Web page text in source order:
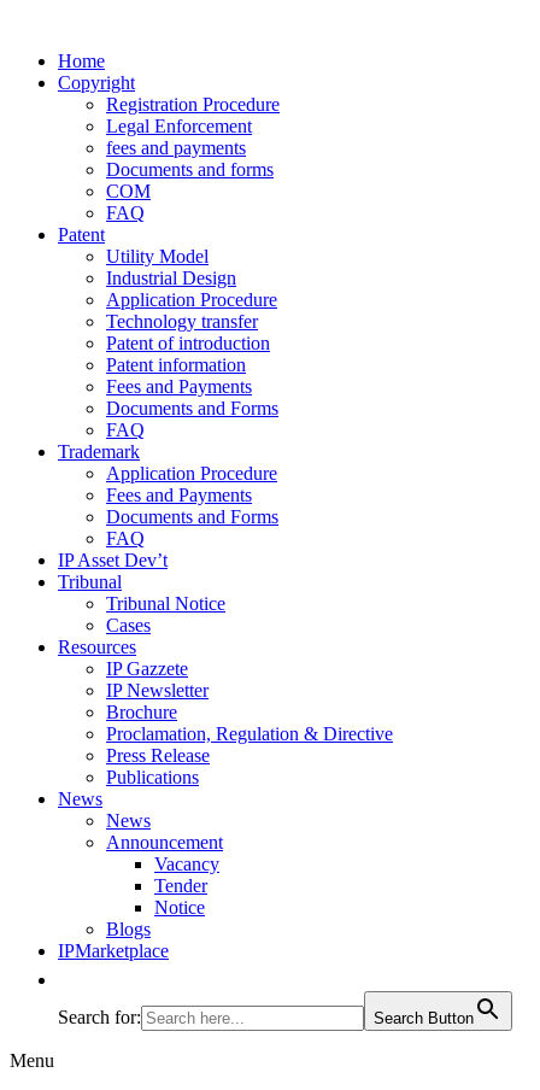
Home
Copyright
Registration Procedure
Legal Enforcement
fees and payments
Documents and forms
COM
FAQ
Patent
Utility Model
Industrial Design
Application Procedure
Technology transfer
Patent of introduction
Patent information
Fees and Payments
Documents and Forms
FAQ
Trademark
Application Procedure
Fees and Payments
Documents and Forms
FAQ
IP Asset Dev’t
Tribunal
Tribunal Notice
Cases
Resources
IP Gazzete
IP Newsletter
Brochure
Proclamation, Regulation & Directive
Press Release
Publications
News
News
Announcement
Vacancy
Tender
Notice
Blogs
IPMarketplace
Search for: Search Button
Menu